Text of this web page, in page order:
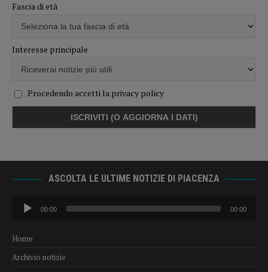
Fascia di età
Interesse principale
Procedendo accetti la privacy policy
ASCOLTA LE ULTIME NOTIZIE DI PIACENZA
Audio
Player
00:00 00:00
Home
Archivio notizie